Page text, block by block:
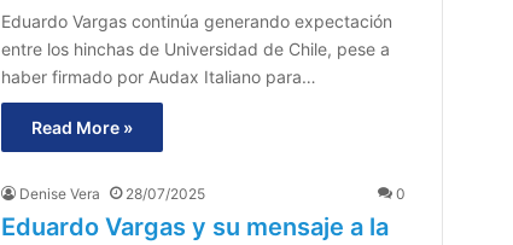
Eduardo Vargas continúa generando expectación
entre los hinchas de Universidad de Chile, pese a
haber firmado por Audax Italiano para…
Read More »
Denise Vera 28/07/2025 0
Eduardo Vargas y su mensaje a la